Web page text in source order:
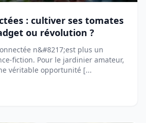
: cultiver ses tomates
ou révolution ?
n&#8217;est plus un
fiction. Pour le jardinier amateur,
véritable opportunité [...